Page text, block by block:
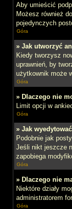
Aby umieścić
Możesz również
pojedynczych
Góra
» Jak utworzyć
Kiedy tworzysz
uprawnień, by
użytkownik może
Góra
» Dlaczego nie
Limit opcji w
Góra
» Jak
Podobnie jak
Jeśli nikt jeszcze
zapobiega
Góra
» Dlaczego nie
Niektóre działy
administratorem
Góra